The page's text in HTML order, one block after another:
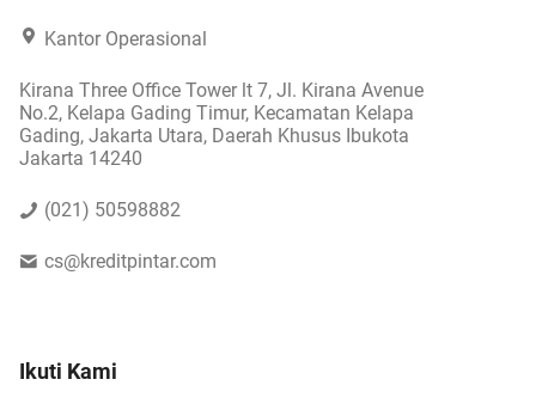
Kantor Operasional
Kirana Three Office Tower lt 7, Jl. Kirana Avenue
No.2, Kelapa Gading Timur, Kecamatan Kelapa
Gading, Jakarta Utara, Daerah Khusus Ibukota
Jakarta 14240
(021) 50598882
cs@kreditpintar.com
Ikuti Kami